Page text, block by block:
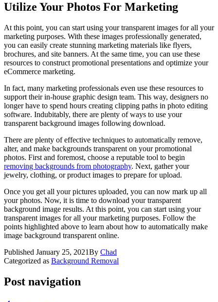
Utilize Your Photos For Marketing
At this point, you can start using your transparent images for all your
marketing purposes. With these images professionally generated,
you can easily create stunning marketing materials like flyers,
brochures, and site banners. At the same time, you can use these
resources to construct promotional presentations and optimize your
eCommerce marketing.
In fact, many marketing professionals even use these resources to
support their in-house graphic design team. This way, designers no
longer have to spend hours creating clipping paths in photo editing
software. Indubitably, there are plenty of ways to use your
transparent background images following download.
There are plenty of effective techniques to automatically remove,
alter, and make backgrounds transparent on your promotional
photos. First and foremost, choose a reputable tool to begin
removing backgrounds from photography. Next, gather your
jewelry, clothing, or product images to prepare for upload.
Once you get all your pictures uploaded, you can now mark up all
your photos. Now, it is time to download your transparent
background image results. At this point, you can start using your
transparent images for all your marketing purposes. Follow the
points highlighted above to learn about how to automatically make
image background transparent online.
Published January 25, 2021By Chad
Categorized as Background Removal
Post navigation